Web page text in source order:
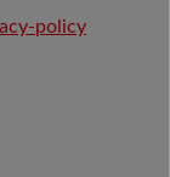
policy